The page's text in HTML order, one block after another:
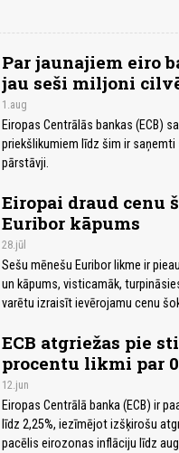
Par jaunajiem eiro
jau seši miljoni
1.aug
Eiropas Centrālās bankas (ECB)
priekšlikumiem līdz šim ir saņemti
pārstāvji.
Eiropai draud cenu
Euribor kāpums
28.jūl
Sešu mēnešu Euribor likme ir
un kāpums, visticamāk,
varētu izraisīt ievērojamu cenu
ECB atgriežas pie
procentu likmi par
12.jun
Eiropas Centrālā banka (ECB) ir
līdz 2,25%, iezīmējot izšķirošu
pacēlis eirozonas inflāciju līdz